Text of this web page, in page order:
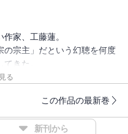
家、工藤蓮。
の宗主」だという幻聴を何度
きた。
、
てしまった蓮の冒険物語が今
る
この作品の最新巻
新刊から